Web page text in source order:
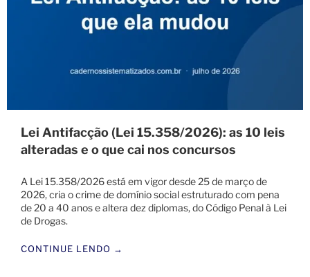
Lei Antifacção (Lei 15.358/2026): as 10 leis
alteradas e o que cai nos concursos
A Lei 15.358/2026 está em vigor desde 25 de março de
2026, cria o crime de domínio social estruturado com pena
de 20 a 40 anos e altera dez diplomas, do Código Penal à Lei
de Drogas.
CONTINUE LENDO →